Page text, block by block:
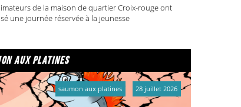
de la maison de quartier Croix-rouge ont
une journée réservée à la jeunesse
aux platines
saumon aux platines 28 juillet 2026